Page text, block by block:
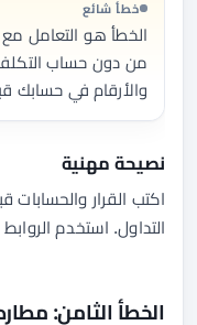
خطأ شائع
الخطأ هو التعامل
من دون حساب
والأرقام في حسابك
نصيحة مهنية
اكتب القرار والحسابات
التداول. استخدم
الخطأ الثامن: